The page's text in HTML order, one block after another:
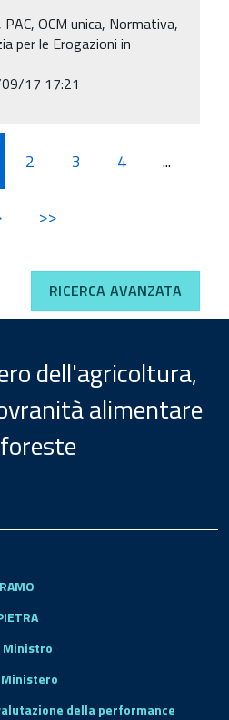
PAC, OCM unica, Normativa,
per le Erogazioni in
17 17:21
2 3 4 ...
>>
RICERCA AVANZATA
dell'agricoltura,
alimentare
della performance